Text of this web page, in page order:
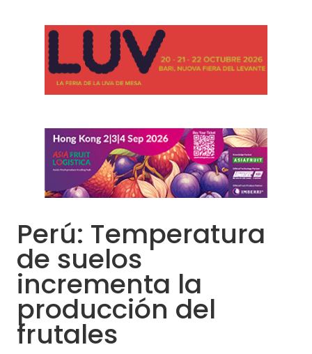
Perú: Temperatura
de suelos
incrementa la
producción del
frutales